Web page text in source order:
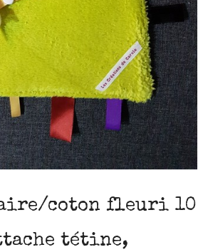
coton fleuri 10
tétine,